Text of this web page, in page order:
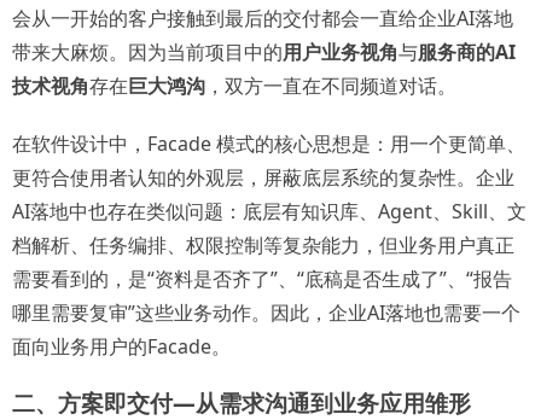
会从一开始的客户接触到最后的交付都会一直给企业AI落地
带来大麻烦。因为当前项目中的用户业务视角与服务商的AI
技术视角存在巨大鸿沟 ，双方一直在不同频道对话。
在软件设计中，Facade 模式的核心思想是：用一个更简单、
更符合使用者认知的外观层，屏蔽底层系统的复杂性。企业
AI落地中也存在类似问题：底层有知识库、Agent、Skill、文
档解析、任务编排、权限控制等复杂能力，但业务用户真正
需要看到的，是“资料是否齐了”、“底稿是否生成了”、“报告
哪里需要复审”这些业务动作。因此，企业AI落地也需要一个
面向业务用户的Facade。
二、方案即交付—从需求沟通到业务应用雏形